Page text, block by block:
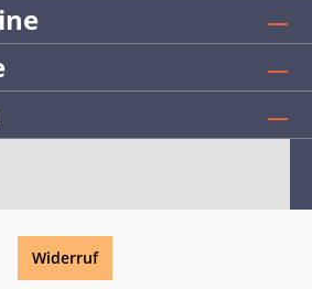
Widerruf